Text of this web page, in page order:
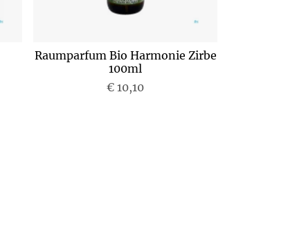
Raumparfum Bio Harmonie Zirbe
100ml
€ 10,10